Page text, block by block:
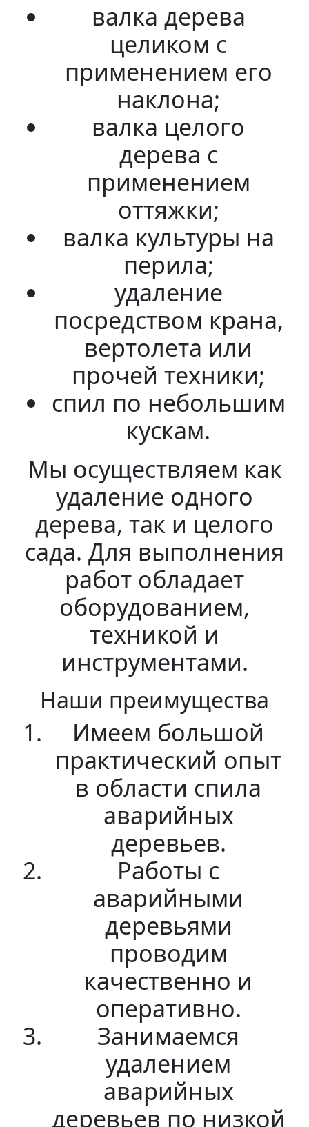
валка дерева
целиком с
применением его
наклона;
валка целого
дерева с
применением
оттяжки;
валка культуры на
перила;
удаление
посредством крана,
вертолета или
прочей техники;
спил по небольшим
кускам.
Мы осуществляем как
удаление одного
дерева, так и целого
сада. Для выполнения
работ обладает
оборудованием,
техникой и
инструментами.
Наши преимущества
Имеем большой
практический опыт
в области спила
аварийных
деревьев.
Работы с
аварийными
деревьями
проводим
качественно и
оперативно.
Занимаемся
удалением
аварийных
деревьев по низкой